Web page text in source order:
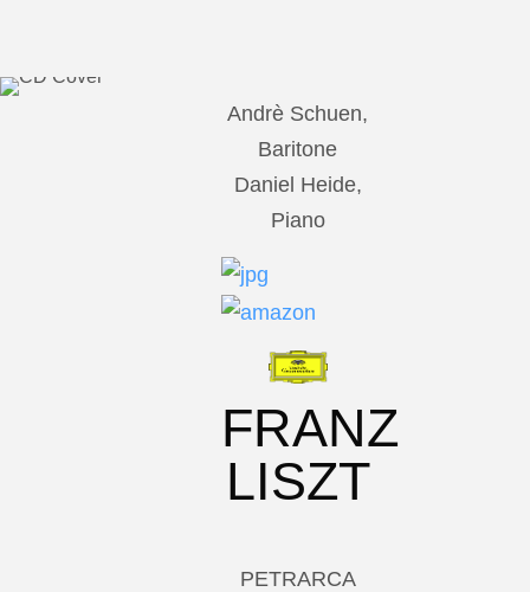
Andrè Schuen,
Baritone
Daniel Heide,
Piano
FRANZ
LISZT
PETRARCA